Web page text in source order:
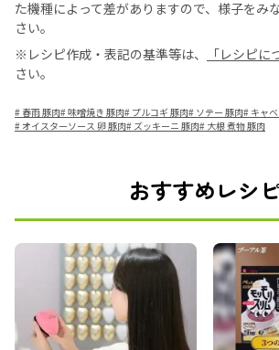
た機種によって差がありますので、様子をみ
さい。
※レシピ作成・表記の基準等は、
「レシピに
さい。
# 春雨 豚肉#味噌焼き 豚肉# プルコギ 豚肉# ソテー 豚肉# キャ
#オイスターソース 卵 豚肉# ズッキーニ 豚肉# 大根 煮物 豚肉
おすすめレシ